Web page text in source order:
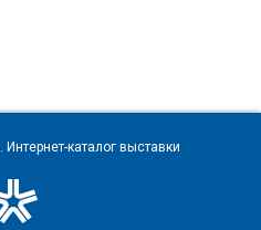
. Интернет-каталог выставки